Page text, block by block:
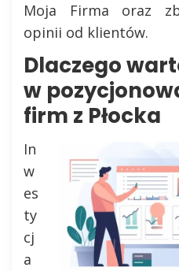
Moja Firma oraz
opinii od klientów.
Dlaczego
w
firm z Płocka
In
w
es
ty
cj
a